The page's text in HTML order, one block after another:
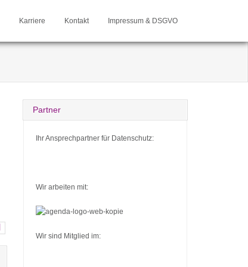
Karriere Kontakt Impressum & DSGVO
Partner
Ihr Ansprechpartner für Datenschutz:
Wir arbeiten mit:
Wir sind Mitglied im: